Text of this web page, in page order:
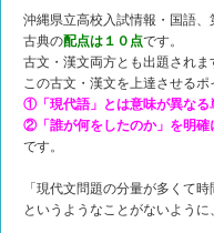
沖縄県立高校入試情報・国語、
古典の配点は１０点です。
古文・漢文両方とも出題されま
この古文・漢文を上達させるポ
①「現代語」とは意味が異なる
②「誰が何をしたのか」を明確
です。
「現代文問題の分量が多くて
というようなことがないように